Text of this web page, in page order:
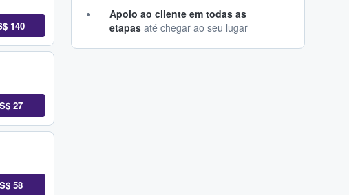
140
27
58
Apoio ao cliente em todas as
etapas até chegar ao seu lugar